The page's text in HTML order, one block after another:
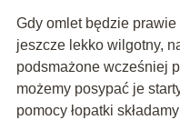
Gdy omlet będzie
jeszcze lekko wilgotny,
podsmażone wcześniej
możemy posypać je
pomocy łopatki